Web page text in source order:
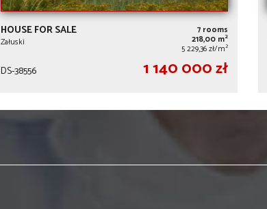
HOUSE FOR SALE
Załuski
7 rooms
218,00 m2
5 229,36 zł/m2
DS-38556 1 140 000 zł